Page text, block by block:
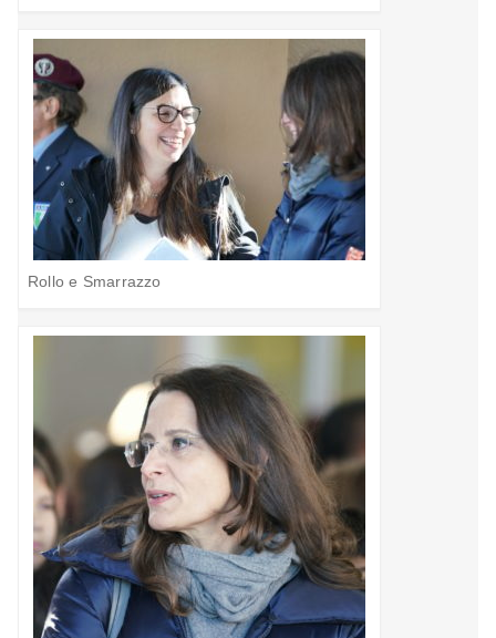
Rollo e Smarrazzo